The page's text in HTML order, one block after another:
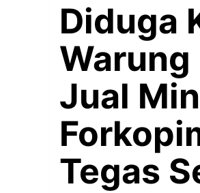
Diduga
Jual
Tegas